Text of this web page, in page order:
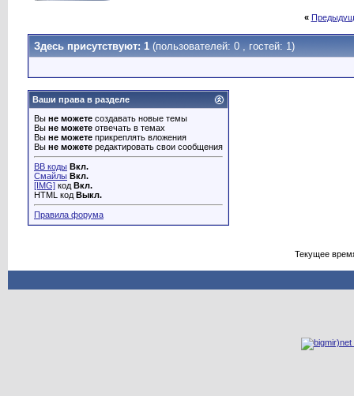
«
Здесь присутствуют: 1 (пользователей: 0 , гостей: 1)
Ваши права в разделе
Вы не можете создавать новые темы
Вы не можете отвечать в темах
Вы не можете прикреплять вложения
Вы не можете редактировать свои сообщения
BB коды Вкл.
Смайлы Вкл.
[IMG] код Вкл.
HTML код Выкл.
Правила форума
Текущее